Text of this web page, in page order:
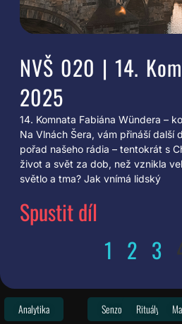
NVŠ 020 | 14.
2025
14. Komnata Fabiána Wündera –
Na Vlnách Šera, vám přináší další
pořad našeho rádia – tentokrát s
život a svět za dob, než vznikla
světlo a tma? Jak vnímá lidský
Spustit díl
1 2 3
Analytika Senzor Rituály